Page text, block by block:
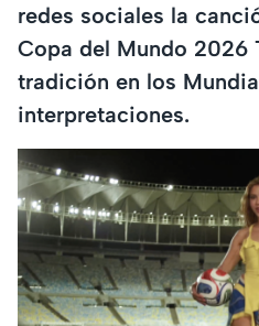
redes sociales la
Copa del Mundo 2026
tradición en los
interpretaciones.